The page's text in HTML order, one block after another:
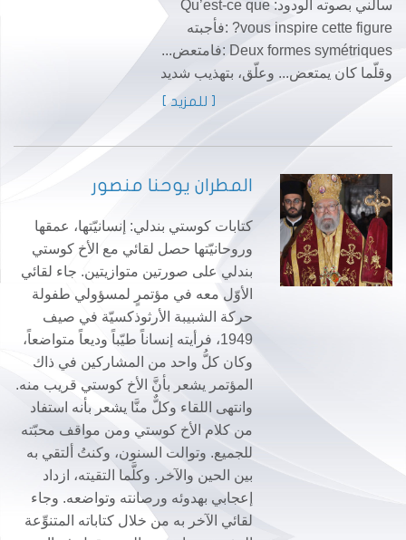
سألني بصوته الودود: Qu’est-ce que
vous inspire cette figure? :فأجبته
Deux formes symétriques :فامتعض...
وقلّما كان يمتعض... وعلّق، بتهذيب شديد
[ للمزيد ]
المطران يوحنا منصور
كتابات كوستي بندلي: إنسانيّتها، عمقها
وروحانيّتها حصل لقائي مع الأخ كوستي
بندلي على صورتين متوازيتين. جاء لقائي
الأوّل معه في مؤتمرٍ لمسؤولي طفولة
حركة الشبيبة الأرثوذكسيّة في صيف
1949، فرأيته إنساناً طيّباً وديعاً متواضعاً،
وكان كلُّ واحد من المشاركين في ذاك
المؤتمر يشعر بأنَّ الأخ كوستي قريب منه.
وانتهى اللقاء وكلٌّ منَّا يشعر بأنه استفاد
من كلام الأخ كوستي ومن مواقف محبّته
للجميع. وتوالت السنون، وكنتُ ألتقي به
بين الحين والآخر. وكلَّما التقيته، ازداد
إعجابي بهدوئه ورصانته وتواضعه. وجاء
لقائي الآخر به من خلال كتاباته المتنوِّعة